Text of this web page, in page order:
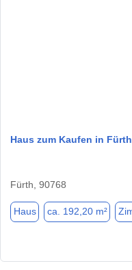
Haus zum Kaufen in Fürth
Fürth, 90768
Haus ca. 192,20 m²